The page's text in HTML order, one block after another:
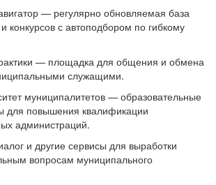
— регулярно обновляемая база
конкурсов с автоподбором по гибкому
— площадка для общения и обмена
служащими.
муниципалитетов — образовательные
для повышения квалификации
администраций.
и другие сервисы для выработки
вопросам муниципального